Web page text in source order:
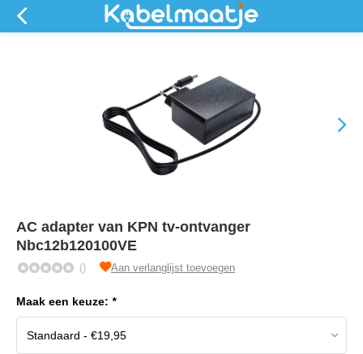
AC adapter van KPN tv-ontvanger
Nbc12b120100VE
() Aan verlanglijst toevoegen
Maak een keuze: *